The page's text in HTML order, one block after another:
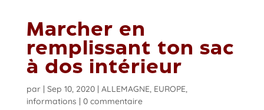
Marcher en
remplissant ton sac
à dos intérieur
par Sep 10, 2020| ALLEMAGNE, EUROPE,
informations
0 commentaire